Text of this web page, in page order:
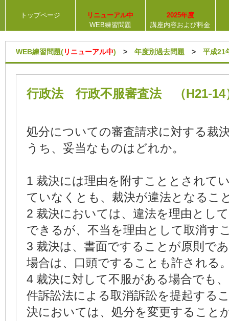
トップページ
リニューアル中
WEB練習問題
2025年度
講座内容および料金
WEB練習問題(リニューアル中) > 年度別過去問題 > 平成21
行政法 行政不服審査法 （H21-14
処分についての審査請求に対する裁
うち、妥当なものはどれか。
1 裁決には理由を附すこととされて
ていなくとも、裁決が違法となるこ
2 裁決においては、違法を理由とし
できるが、不当を理由として取消す
3 裁決は、書面ですることが原則で
場合は、口頭ですることも許される
4 裁決に対して不服がある場合でも
件訴訟法による取消訴訟を提起する
決においては、処分を変更すること